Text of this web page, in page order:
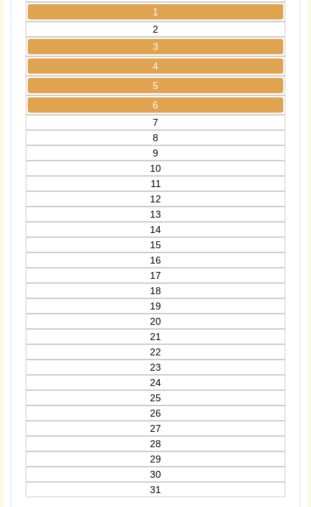
1
2
3
4
5
6
7
8
9
10
11
12
13
14
15
16
17
18
19
20
21
22
23
24
25
26
27
28
29
30
31